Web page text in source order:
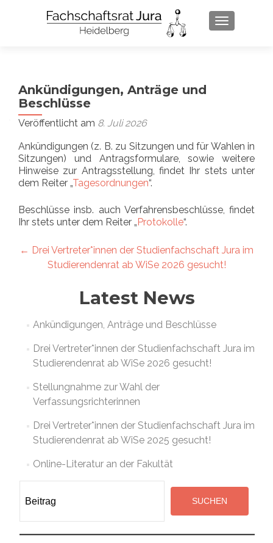
SCHALTE
Ankündigungen, Anträge und
Beschlüsse
Veröffentlicht am 8. Juli 2026
Ankündigungen (z. B. zu Sitzungen und für Wahlen in
Sitzungen) und Antragsformulare, sowie weitere
Hinweise zur Antragsstellung, findet Ihr stets unter
dem Reiter „Tagesordnungen“.
Beschlüsse insb. auch Verfahrensbeschlüsse, findet
Ihr stets unter dem Reiter „Protokolle“.
Artikel-
Navigation
← Drei Vertreter*innen der Studienfachschaft Jura im
Studierendenrat ab WiSe 2026 gesucht!
Latest News
Ankündigungen, Anträge und Beschlüsse
Drei Vertreter*innen der Studienfachschaft Jura im
Studierendenrat ab WiSe 2026 gesucht!
Stellungnahme zur Wahl der
Verfassungsrichterinnen
Drei Vertreter*innen der Studienfachschaft Jura im
Studierendenrat ab WiSe 2025 gesucht!
Online-Literatur an der Fakultät
Suchen
SUCHEN